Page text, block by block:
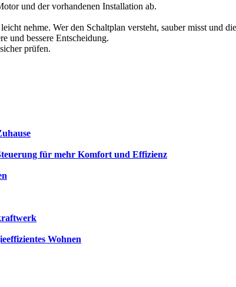
und der vorhandenen Installation ab.
nehme. Wer den Schaltplan versteht, sauber misst und
und bessere Entscheidung.
prüfen.
für mehr Komfort und Effizienz
Wohnen